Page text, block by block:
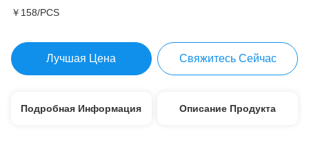
￥158/PCS
Лучшая Цена Свяжитесь Сейчас
Подробная Информация Описание Продукта